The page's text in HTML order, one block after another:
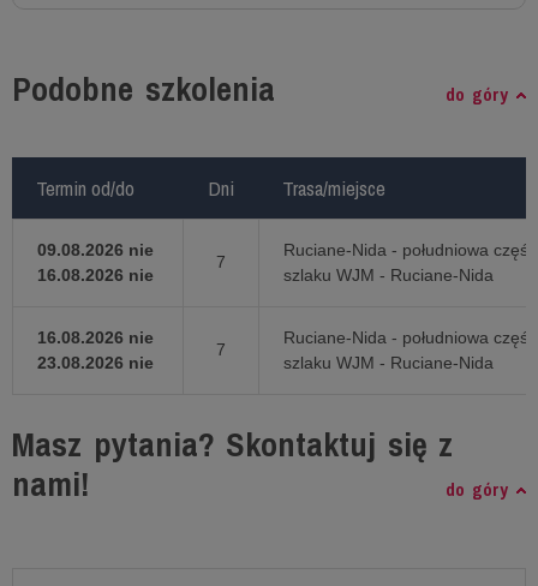
Podobne szkolenia do góry
Termin od/do Dni Trasa/miejsce
09.08.2026 nie
16.08.2026 nie
7
Ruciane-Nida - południowa część
szlaku WJM - Ruciane-Nida
16.08.2026 nie
23.08.2026 nie
7
Ruciane-Nida - południowa część
szlaku WJM - Ruciane-Nida
Termin od/do Dni Trasa/miejsce
Masz pytania? Skontaktuj się z
nami!
do góry